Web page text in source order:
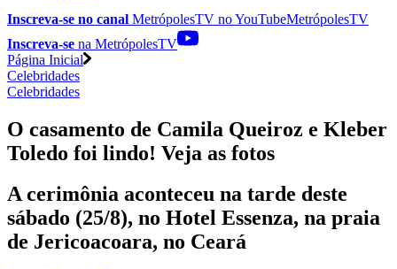
Inscreva-se no canal MetrópolesTV noYouTubeMetrópolesTV
Inscreva-se na MetrópolesTV
Página Inicial
Celebridades
Celebridades
O casamento de Camila Queiroz e Kleber
Toledo foi lindo! Veja as fotos
A cerimônia aconteceu na tarde deste
sábado (25/8), no Hotel Essenza, na praia
de Jericoacoara, no Ceará